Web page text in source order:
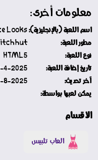
معلومات أخرى:
اسم اللعبة (بالإنجليزية):Looks
مطور اللعبة:
نوع اللعبة:
HTML5
تاريخ إضافة اللعبة:
4-2025
آخر تحديث:
Friday 06:03:18 PM
يمكن لعبها بواسطة:
الأقسام
العاب تلبيس